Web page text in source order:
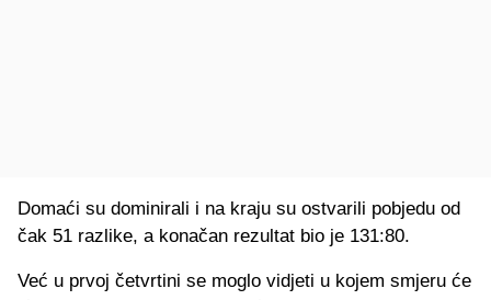
Domaći su dominirali i na kraju su ostvarili pobjedu od
čak 51 razlike, a konačan rezultat bio je 131:80.
Već u prvoj četvrtini se moglo vidjeti u kojem smjeru će